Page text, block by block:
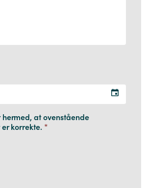
at ovenstående
korrekte. *